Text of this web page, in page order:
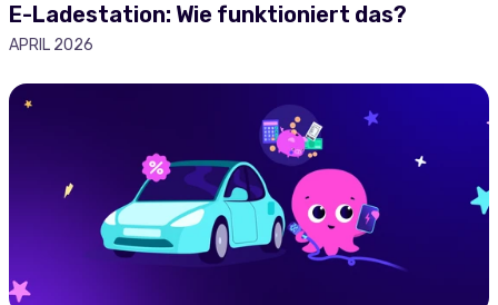
E-Ladestation: Wie funktioniert das?
APRIL 2026